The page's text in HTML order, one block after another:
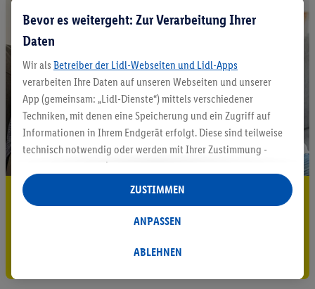
5.95 € Versand sparen³²ᵃ
Jetzt zum Newsletter anmelden
Gutschein sichern!
Bevor es weitergeht: Zur Verarbeitung Ihrer
Daten
Wir als Betreiber der Lidl-Webseiten und Lidl-Apps
verarbeiten Ihre Daten auf unseren Webseiten und unserer
App (gemeinsam: „Lidl-Dienste“) mittels verschiedener
Techniken, mit denen eine Speicherung und ein Zugriff auf
Informationen in Ihrem Endgerät erfolgt. Diese sind teilweise
technisch notwendig oder werden mit Ihrer Zustimmung -
auch durch Partner (u.a.
Verantwortliche; im Zusammenhang mit dem IAB TCF
insgesamt
Statistik-Erstellung oder für personalisierte Werbung
Datenverarbeitungen für personalisierte Werbung werden
ABLEHNEN
ANPASSEN
ZUSTIMMEN